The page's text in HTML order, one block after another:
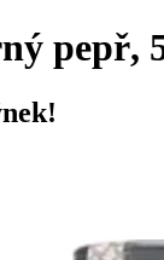
pepř,